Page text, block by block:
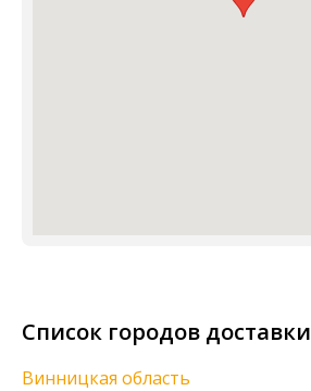
Список городов доставки
Винницкая область